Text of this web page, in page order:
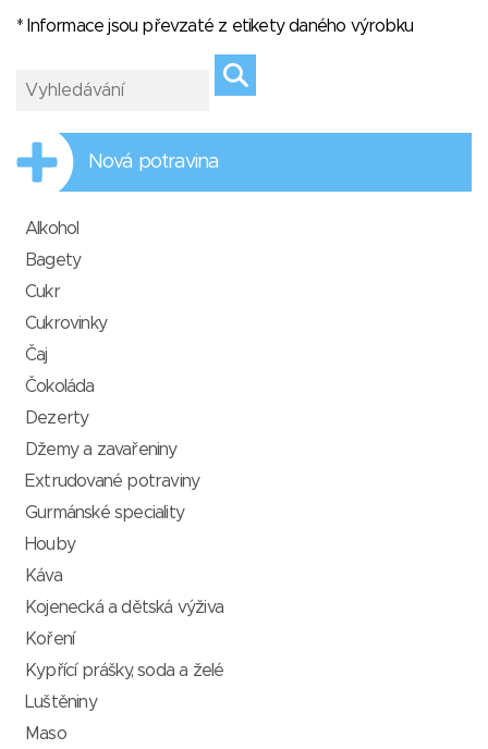
* Informace jsou převzaté z etikety daného výrobku
Nová potravina
Alkohol
Bagety
Cukr
Cukrovinky
Čaj
Čokoláda
Dezerty
Džemy a zavařeniny
Extrudované potraviny
Gurmánské speciality
Houby
Káva
Kojenecká a dětská výživa
Koření
Kypřící prášky, soda a želé
Luštěniny
Maso